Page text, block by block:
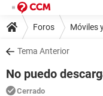
Foros Móviles
Tema Anterior
No puedo
Cerrado